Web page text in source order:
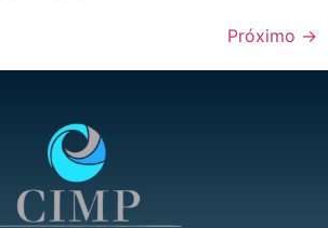
Próximo →